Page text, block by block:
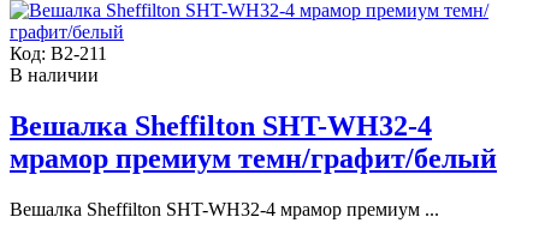
Код: В2-211
В наличии
Вешалка Sheffilton SHT-WH32-4
мрамор премиум темн/графит/белый
Вешалка Sheffilton SHT-WH32-4 мрамор премиум ...